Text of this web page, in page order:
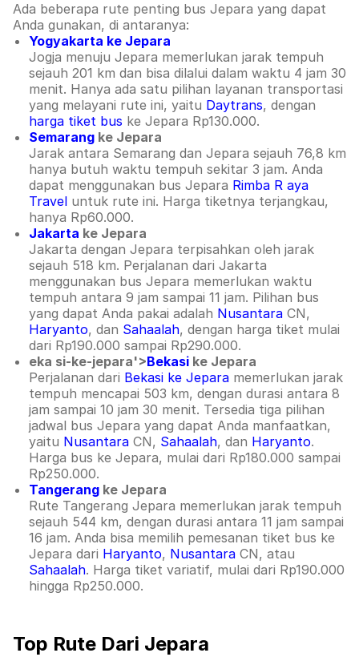
Ada beberapa rute penting bus Jepara yang dapat
Anda gunakan, di antaranya:
Yogyakarta ke Jepara
Jogja menuju Jepara memerlukan jarak tempuh
sejauh 201 km dan bisa dilalui dalam waktu 4 jam 30
menit. Hanya ada satu pilihan layanan transportasi
yang melayani rute ini, yaitu Daytrans, dengan
harga tiket bus ke Jepara Rp130.000.
Semarang ke Jepara
Jarak antara Semarang dan Jepara sejauh 76,8 km
hanya butuh waktu tempuh sekitar 3 jam. Anda
dapat menggunakan bus Jepara Rimba R aya
Travel untuk rute ini. Harga tiketnya terjangkau,
hanya Rp60.000.
Jakarta ke Jepara
Jakarta dengan Jepara terpisahkan oleh jarak
sejauh 518 km. Perjalanan dari Jakarta
menggunakan bus Jepara memerlukan waktu
tempuh antara 9 jam sampai 11 jam. Pilihan bus
yang dapat Anda pakai adalah Nusantara CN,
Haryanto, dan Sahaalah, dengan harga tiket mulai
dari Rp190.000 sampai Rp290.000.
eka si-ke-jepara'>Bekasi ke Jepara
Perjalanan dari Bekasi ke Jepara memerlukan jarak
tempuh mencapai 503 km, dengan durasi antara 8
jam sampai 10 jam 30 menit. Tersedia tiga pilihan
jadwal bus Jepara yang dapat Anda manfaatkan,
yaitu Nusantara CN, Sahaalah, dan Haryanto.
Harga bus ke Jepara, mulai dari Rp180.000 sampai
Rp250.000.
Tangerang ke Jepara
Rute Tangerang Jepara memerlukan jarak tempuh
sejauh 544 km, dengan durasi antara 11 jam sampai
16 jam. Anda bisa memilih pemesanan tiket bus ke
Jepara dari Haryanto, Nusantara CN, atau
Sahaalah. Harga tiket variatif, mulai dari Rp190.000
hingga Rp250.000.
Top Rute Dari Jepara